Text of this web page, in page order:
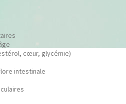
cœur, glycémie)
intestinale